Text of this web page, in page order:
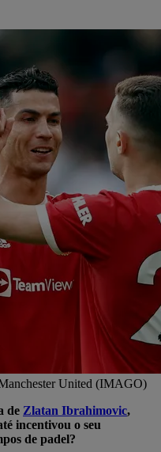
United (IMAGO)
de Zlatan Ibrahimovic,
incentivou o seu
de padel?